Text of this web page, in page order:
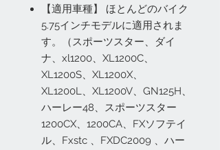
【適用車種】 ほとんどのバイク
5.75インチモデルに適用されま
す。（スポーツスター、ダイ
ナ、xl1200、XL1200C、
XL1200S、XL1200X、
XL1200L、XL1200V、GN125H、
ハーレー48、スポーツスター
1200CX、1200CA、FXソフテイ
ル、Fxstc 、FXDC2009 、ハー